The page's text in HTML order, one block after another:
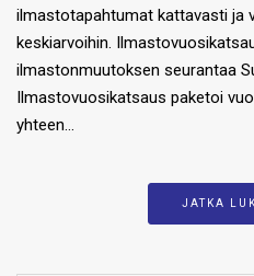
ilmastotapahtumat kattavasti ja
keskiarvoihin.
ilmastonmuutoksen seurantaa
Ilmastovuosikatsaus paketoi
yhteen…
JATKA